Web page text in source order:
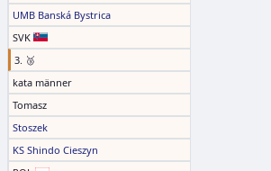
UMB Banská Bystrica
SVK
3. 🥉
kata männer
Tomasz
Stoszek
KS Shindo Cieszyn